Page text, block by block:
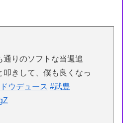
通りのソフトな当週追
きして、僕も良くなっ
ウデュース #武豊